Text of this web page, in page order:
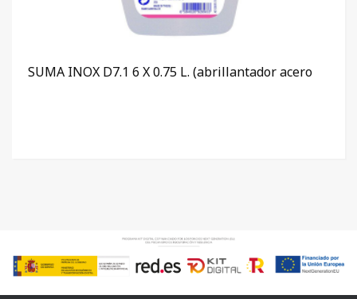
SUMA INOX D7.1 6 X 0.75 L. (abrillantador acero